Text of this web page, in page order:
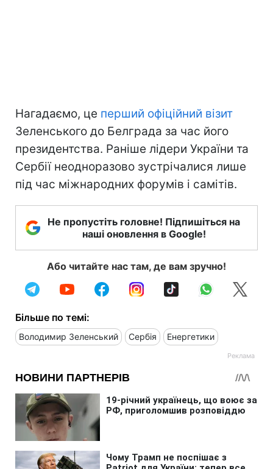
Нагадаємо, це перший офіційний візит
Зеленського до Белграда за час його
президентства. Раніше лідери України та
Сербії неодноразово зустрічалися лише
під час міжнародних форумів і самітів.
Не пропустіть головне! Підпишіться на
наші оновлення в Google!
Або читайте нас там, де вам зручно!
Більше по темі:
Володимир Зеленський Сербія Енергетики